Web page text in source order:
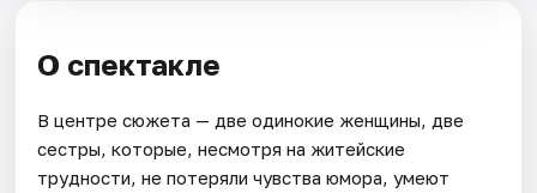
О спектакле
В центре сюжета — две одинокие женщины, две
сестры, которые, несмотря на житейские
трудности, не потеряли чувства юмора, умеют